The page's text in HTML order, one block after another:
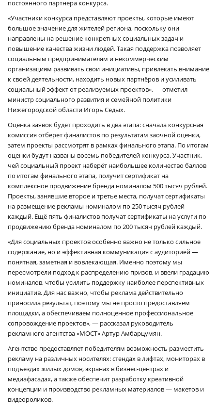
постоянного партнера конкурса.
«Участники конкурса представляют проекты, которые имеют
большое значение для жителей региона, поскольку они
направлены на решение конкретных социальных задач и
повышение качества жизни людей. Такая поддержка позволяет
социальным предпринимателям и некоммерческим
организациям развивать свои инициативы, привлекать внимание
к своей деятельности, находить новых партнёров и усиливать
социальный эффект от реализуемых проектов», — отметил
министр социального развития и семейной политики
Нижегородской области Игорь Седых.
Оценка заявок будет проходить в два этапа: сначала конкурсная
комиссия отберет финалистов по результатам заочной оценки,
затем проекты рассмотрят в рамках финального этапа. По итогам
оценки будут названы восемь победителей конкурса. Участник,
чей социальный проект наберёт наибольшее количество баллов
по итогам финального этапа, получит сертификат на
комплексное продвижение бренда номиналом 500 тысяч рублей.
Проекты, занявшие второе и третье места, получат сертификаты
на размещение рекламы номиналом по 250 тысяч рублей
каждый. Ещё пять финалистов получат сертификаты на услуги по
продвижению бренда номиналом по 200 тысяч рублей каждый.
«Для социальных проектов особенно важно не только сильное
содержание, но и эффективная коммуникация с аудиторией —
понятная, заметная и вовлекающая. Именно поэтому мы
пересмотрели подход к распределению призов, и ввели градацию
номиналов, чтобы усилить поддержку наиболее перспективных
инициатив. Для нас важно, чтобы реклама действительно
приносила результат, поэтому мы не просто предоставляем
площадки, а обеспечиваем полноценное профессиональное
сопровождение проектов», — рассказал руководитель
рекламного агентства «МОСТ» Артур Амбарцумян.
Агентство предоставляет победителям возможность разместить
рекламу на различных носителях: стендах в лифтах, мониторах в
подъездах жилых домов, экранах в бизнес-центрах и
медиафасадах, а также обеспечит разработку креативной
концепции и производство рекламных материалов — макетов и
видеороликов.